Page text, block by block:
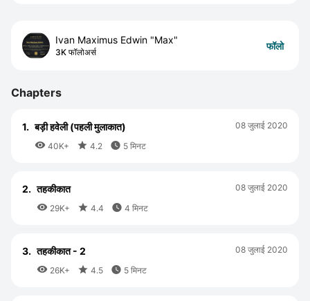
Ivan Maximus Edwin "Max"
3K फॉलोअर्स
फॉलो
Chapters
1. बड़ी हवेली (पहली मुलाकात)
 40K+  4.2  5 मिनट
08 जुलाई 2020
2. तहकीकात
 29K+  4.4  4 मिनट
08 जुलाई 2020
3. तहकीकात - 2
 26K+  4.5  5 मिनट
08 जुलाई 2020